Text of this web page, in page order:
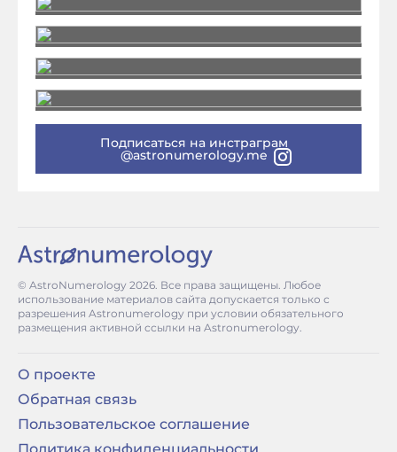
Подписаться на инстраграм
@astronumerology.me
© AstroNumerology 2026. Все права защищены. Любое
использование материалов сайта допускается только с
разрешения Astronumerology при условии обязательного
размещения активной ссылки на Astronumerology.
О проекте
Обратная связь
Пользовательское соглашение